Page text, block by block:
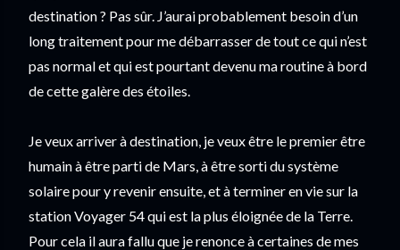
destination ? Pas sûr. J’aurai probablement besoin d’un
long traitement pour me débarrasser de tout ce qui n’est
pas normal et qui est pourtant devenu ma routine à bord
de cette galère des étoiles.
Je veux arriver à destination, je veux être le premier être
humain à être parti de Mars, à être sorti du système
solaire pour y revenir ensuite, et à terminer en vie sur la
station Voyager 54 qui est la plus éloignée de la Terre.
Pour cela il aura fallu que je renonce à certaines de mes